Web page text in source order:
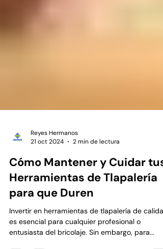
Reyes Hermanos
21 oct 2024
Cómo Mantener y Cuidar tus
Herramientas de Tlapalería
para que Duren